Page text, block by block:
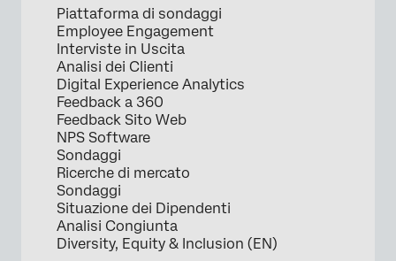
Piattaforma di sondaggi
Employee Engagement
Interviste in Uscita
Analisi dei Clienti
Digital Experience Analytics
Feedback a 360
Feedback Sito Web
NPS Software
Sondaggi
Ricerche di mercato
Sondaggi
Situazione dei Dipendenti
Analisi Congiunta
Diversity, Equity & Inclusion (EN)